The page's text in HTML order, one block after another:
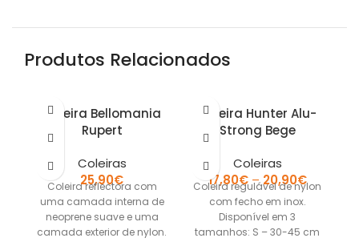
Produtos Relacionados
Coleira Bellomania
Rupert
Coleiras
25,90€
Coleira reflectora com
uma camada interna de
neoprene suave e uma
camada exterior de nylon.
Coleira Hunter Alu-
Strong Bege
Coleiras
17,80€–20,90€
Coleira regulável de nylon
com fecho em inox.
Disponível em 3
tamanhos: S – 30-45 cm